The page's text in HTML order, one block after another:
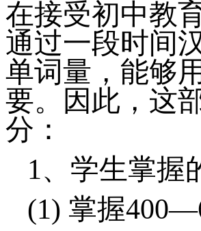
在接受初中教
通过一段时间
单词量，能够
要。因此，这
分：
1、 学生掌握
(1) 掌握400—